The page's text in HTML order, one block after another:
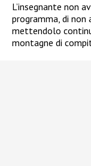
L’insegnante non
programma, di
mettendolo
montagne di